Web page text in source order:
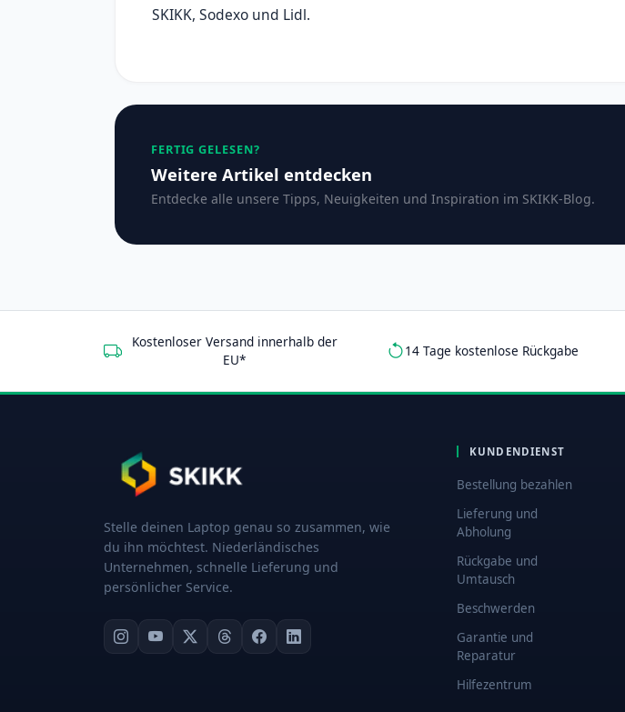
SKIKK, Sodexo und Lidl.
FERTIG GELESEN?
Weitere Artikel entdecken
Entdecke alle unsere Tipps, Neuigkeiten und Inspiration im SKIKK-Blog.
Kostenloser Versand innerhalb der
EU*
14 Tage kostenlose Rückgabe
Stelle deinen Laptop genau so zusammen, wie
du ihn möchtest. Niederländisches
Unternehmen, schnelle Lieferung und
persönlicher Service.
KUNDENDIENST
Bestellung bezahlen
Lieferung und
Abholung
Rückgabe und
Umtausch
Beschwerden
Garantie und
Reparatur
Hilfezentrum